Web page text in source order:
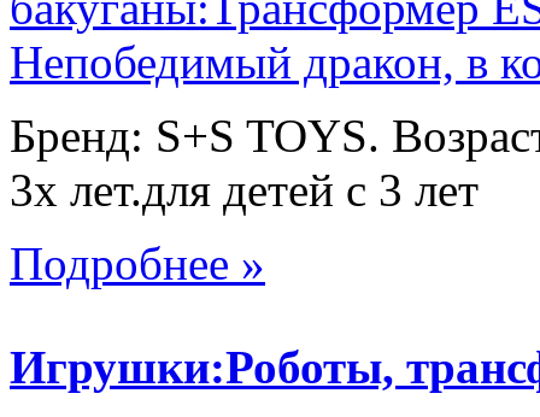
Бренд: S+S TOYS.
3х лет.для детей с 3 лет
Подробнее »
Игрушки:Роботы,